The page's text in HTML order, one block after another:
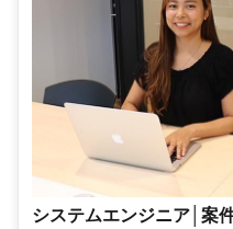
システムエンジニア│案